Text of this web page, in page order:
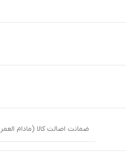
ضمانت اصالت کالا (مادام